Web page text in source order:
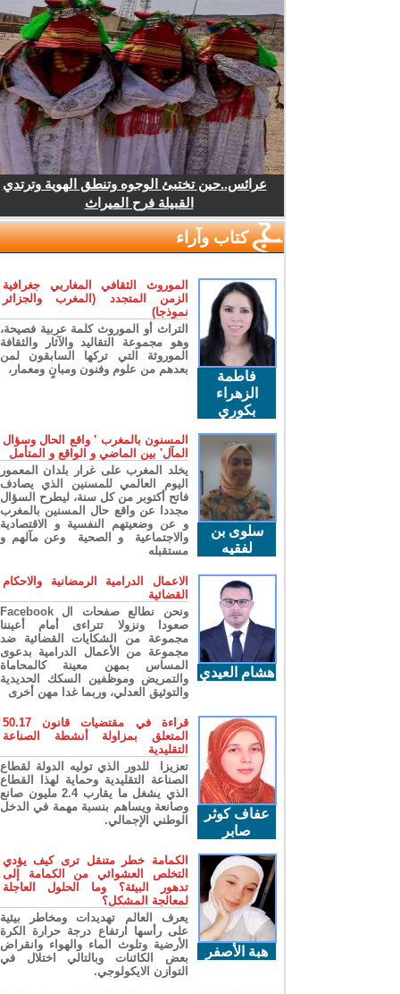
عرائس..حين تختبئ الوجوه وتنطق الهوية وترتدي
القبيلة فرح الميراث
كتاب وآراء
فاطمة
الزهراء
بكوري
الموروث الثقافي المغاربي جغرافية
الزمن المتجدد (المغرب والجزائر
نموذجا)
التراث أو الموروث كلمة عربية فصيحة،
وهو مجموعة التقاليد والآثار والثقافة
الموروثة التي تركها السابقون لمن
بعدهم من علوم وفنون ومبانٍ ومعمار،
سلوى بن
لفقيه
المسنون بالمغرب ' واقع الحال وسؤال
المآل' بين الماضي و الواقع و المتأمل
يخلد المغرب على غرار بلدان المعمور
اليوم العالمي للمسنين الذي يصادف
فاتح أكتوبر من كل سنة، ليطرح السؤال
مجددا عن واقع حال المسنين بالمغرب
و عن وضعيتهم النفسية و الاقتصادية
والاجتماعية و الصحية وعن مآلهم و
مستقبله
هشام العيدي
الاعمال الدرامية الرمضانية والاحكام
القضائية
ونحن نطالع صفحات ال Facebook
صعودا ونزولا تتراءى أمام أعيننا
مجموعة من الشكايات القضائية ضد
مجموعة من الأعمال الدرامية بدعوى
المساس بمهن معينة كالمحاماة
والتمريض وموظفين السكك الحديدية
والتوثيق العدلي، وربما غدا مهن أخرى
عفاف كوثر
صابر
قراءة في مقتضيات قانون 50.17
المتعلق بمزاولة أنشطة الصناعة
التقليدية
تعزيزا للدور الذي توليه الدولة لقطاع
الصناعة التقليدية وحماية لهذا القطاع
الذي يشغل ما يقارب 2.4 مليون صانع
وصانعة ويساهم بنسبة مهمة في الدخل
الوطني الإجمالي.
هبة الأصفر
الكمامة خطر متنقل ترى كيف يؤدي
التخلص العشوائي من الكمامة إلى
تدهور البيئة؟ وما الحلول العاجلة
لمعالجة المشكل؟
يعرف العالم تهديدات ومخاطر بيئية
على رأسها ارتفاع درجة حرارة الكرة
الأرضية وتلوث الماء والهواء وانقراض
بعض الكائنات وبالتالي اختلال في
التوازن الايكولوجي.